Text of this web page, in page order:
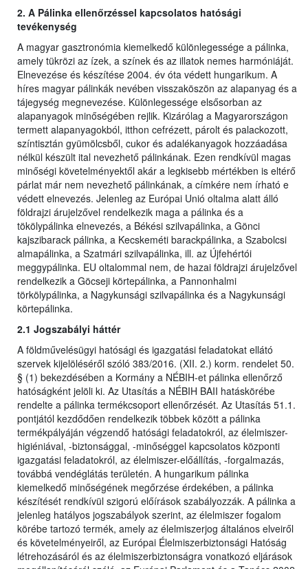
2. A Pálinka ellenőrzéssel kapcsolatos hatósági
tevékenység
A magyar gasztronómia kiemelkedő különlegessége a pálinka,
amely tükrözi az ízek, a színek és az illatok nemes harmóniáját.
Elnevezése és készítése 2004. év óta védett hungarikum. A
híres magyar pálinkák nevében visszaköszön az alapanyag és a
tájegység megnevezése. Különlegessége elsősorban az
alapanyagok minőségében rejlik. Kizárólag a Magyarországon
termett alapanyagokból, itthon cefrézett, párolt és palackozott,
színtisztán gyümölcsből, cukor és adalékanyagok hozzáadása
nélkül készült ital nevezhető pálinkának. Ezen rendkívül magas
minőségi követelményektől akár a legkisebb mértékben is eltérő
párlat már nem nevezhető pálinkának, a címkére nem írható e
védett elnevezés. Jelenleg az Európai Unió oltalma alatt álló
földrajzi árujelzővel rendelkezik maga a pálinka és a
tökölypálinka elnevezés, a Békési szilvapálinka, a Gönci
kajszibarack pálinka, a Kecskeméti barackpálinka, a Szabolcsi
almapálinka, a Szatmári szilvapálinka, ill. az Újfehértói
meggypálinka. EU oltalommal nem, de hazai földrajzi árujelzővel
rendelkezik a Göcseji körtepálinka, a Pannonhalmi
törkölypálinka, a Nagykunsági szilvapálinka és a Nagykunsági
körtepálinka.
2.1 Jogszabályi háttér
A földművelésügyi hatósági és igazgatási feladatokat ellátó
szervek kijelöléséről szóló 383/2016. (XII. 2.) korm. rendelet 50.
§ (1) bekezdésében a Kormány a NÉBIH-et pálinka ellenőrző
hatóságként jelöli ki. Az Utasítás a NÉBIH BAII hatáskörébe
rendelte a pálinka termékcsoport ellenőrzését. Az Utasítás 51.1.
pontjától kezdődően rendelkezik többek között a pálinka
termékpályáján végzendő hatósági feladatokról, az élelmiszer-
higiéniával, -biztonsággal, -minőséggel kapcsolatos központi
igazgatási feladatokról, az élelmiszer-előállítás, -forgalmazás,
továbbá vendéglátás területén. A hungarikum pálinka
kiemelkedő minőségének megőrzése érdekében, a pálinka
készítését rendkívül szigorú előírások szabályozzák. A pálinka a
jelenleg hatályos jogszabályok szerint, az élelmiszer fogalom
körébe tartozó termék, amely az élelmiszerjog általános elveiről
és követelményeiről, az Európai Élelmiszerbiztonsági Hatóság
létrehozásáról és az élelmiszerbiztonságra vonatkozó eljárások